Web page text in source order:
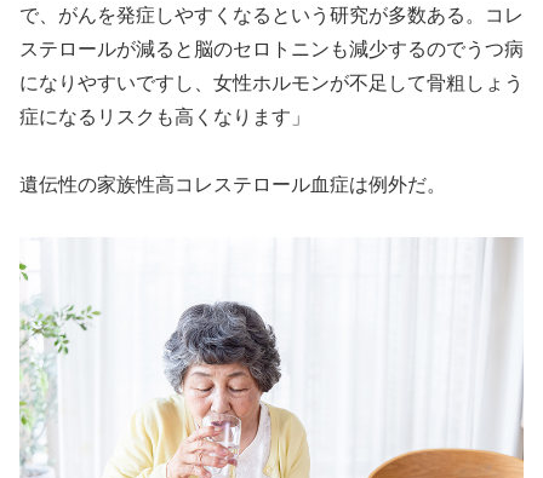
で、がんを発症しやすくなるという研究が多数ある。コレ
ステロールが減ると脳のセロトニンも減少するのでうつ病
になりやすいですし、女性ホルモンが不足して骨粗しょう
症になるリスクも高くなります」
遺伝性の家族性高コレステロール血症は例外だ。